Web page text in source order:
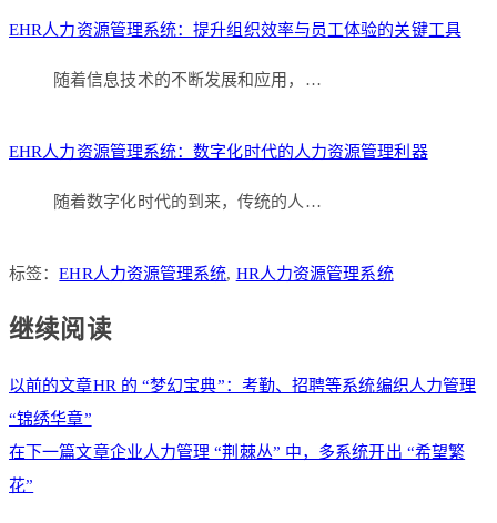
EHR人力资源管理系统：提升组织效率与员工体验的关键工具
随着信息技术的不断发展和应用，…
EHR人力资源管理系统：数字化时代的人力资源管理利器
随着数字化时代的到来，传统的人…
标签：EHR人力资源管理系统, HR人力资源管理系统
继续阅读
以前的文章HR 的 “梦幻宝典”：考勤、招聘等系统编织人力管理
“锦绣华章”
在下一篇文章企业人力管理 “荆棘丛” 中，多系统开出 “希望繁
花”